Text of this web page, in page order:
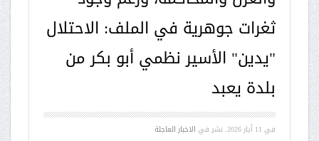
ثغرات جوهرية في الملف: الاحتلال
"يدين" الأسير نظمي أبو بكر من
بلدة يعبد
في 11 أيار 2026 . نشر في الاخبار العاجلة